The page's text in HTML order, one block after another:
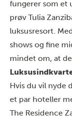
fungerer som et
prøv Tulia
luksusresort.
shows og fine
mindet om, at
Hvis du vil nyde
et par hoteller
The Residence